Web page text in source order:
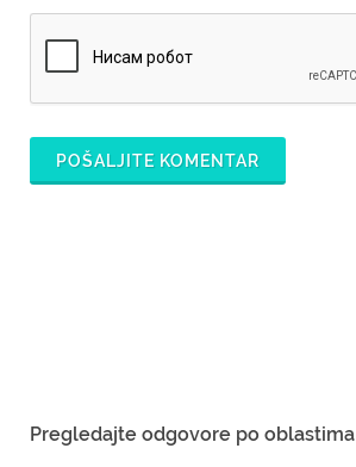
POŠALJITE KOMENTAR
Pregledajte odgovore po oblastima